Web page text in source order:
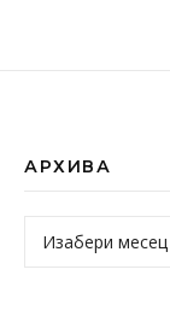
АРХИВА
Архива